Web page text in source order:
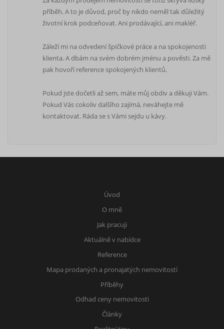
příběh. A to je důvod, proč by nikdo neměl tak důležitý
životní krok podceňovat. Ani prodávající, ani makléř.
Záleží mi na odvedení špičkové práce a na spokojenosti
klienta. A dbám na svém dobrém jménu a pověsti. Za mě
pak hovoří reference spokojených klientů.
Pokud jste dočetli až sem, máte můj obdiv a děkuji Vám.
Pokud Vás cokoliv dalšího zajímá, neváhejte mě
kontaktovat. Ráda se s Vámi sejdu u kávy.
Úvod
O mně
Jak pracuji
Aktuálně v nabídce
Reference
Mapa prodaných a pronajatých nemovitostí
Příběhy
Odhad ceny nemovitosti
Články